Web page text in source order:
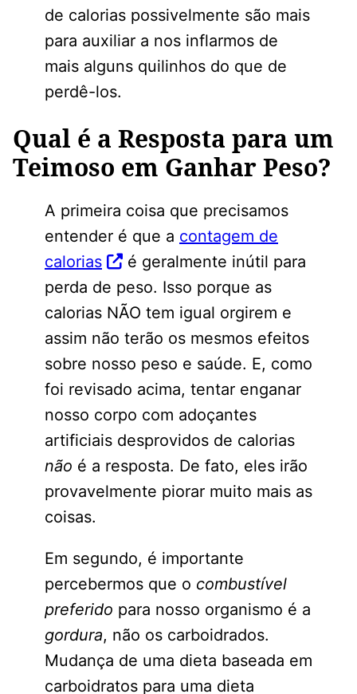
de calorias possivelmente são mais
para auxiliar a nos inflarmos de
mais alguns quilinhos do que de
perdê-los.
Qual é a Resposta para um
Teimoso em Ganhar Peso?
A primeira coisa que precisamos
entender é que a contagem de
calorias
é geralmente inútil para
perda de peso. Isso porque as
calorias NÃO tem igual orgirem e
assim não terão os mesmos efeitos
sobre nosso peso e saúde. E, como
foi revisado acima, tentar enganar
nosso corpo com adoçantes
artificiais desprovidos de calorias
não é a resposta. De fato, eles irão
provavelmente piorar muito mais as
coisas.
Em segundo, é importante
percebermos que o combustível
preferido para nosso organismo é a
gordura, não os carboidrados.
Mudança de uma dieta baseada em
carboidratos para uma dieta